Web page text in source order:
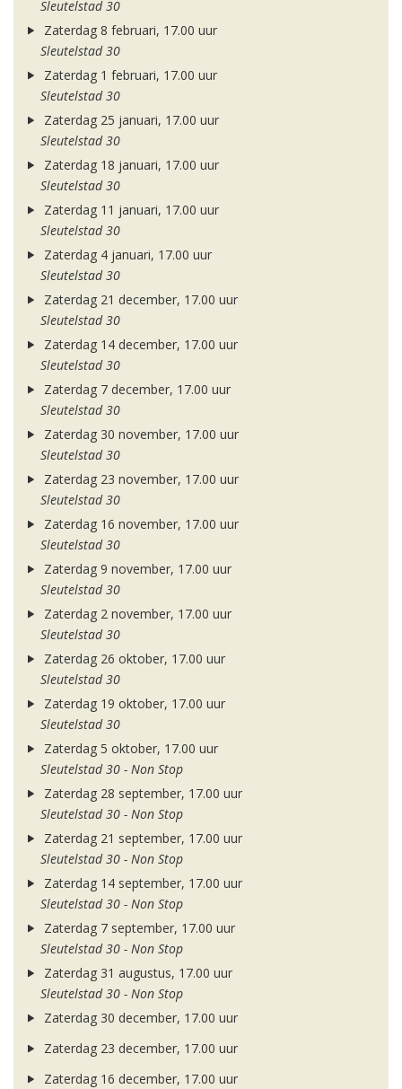
Sleutelstad 30
Zaterdag 8 februari, 17.00 uur
Sleutelstad 30
Zaterdag 1 februari, 17.00 uur
Sleutelstad 30
Zaterdag 25 januari, 17.00 uur
Sleutelstad 30
Zaterdag 18 januari, 17.00 uur
Sleutelstad 30
Zaterdag 11 januari, 17.00 uur
Sleutelstad 30
Zaterdag 4 januari, 17.00 uur
Sleutelstad 30
Zaterdag 21 december, 17.00 uur
Sleutelstad 30
Zaterdag 14 december, 17.00 uur
Sleutelstad 30
Zaterdag 7 december, 17.00 uur
Sleutelstad 30
Zaterdag 30 november, 17.00 uur
Sleutelstad 30
Zaterdag 23 november, 17.00 uur
Sleutelstad 30
Zaterdag 16 november, 17.00 uur
Sleutelstad 30
Zaterdag 9 november, 17.00 uur
Sleutelstad 30
Zaterdag 2 november, 17.00 uur
Sleutelstad 30
Zaterdag 26 oktober, 17.00 uur
Sleutelstad 30
Zaterdag 19 oktober, 17.00 uur
Sleutelstad 30
Zaterdag 5 oktober, 17.00 uur
Sleutelstad 30 - Non Stop
Zaterdag 28 september, 17.00 uur
Sleutelstad 30 - Non Stop
Zaterdag 21 september, 17.00 uur
Sleutelstad 30 - Non Stop
Zaterdag 14 september, 17.00 uur
Sleutelstad 30 - Non Stop
Zaterdag 7 september, 17.00 uur
Sleutelstad 30 - Non Stop
Zaterdag 31 augustus, 17.00 uur
Sleutelstad 30 - Non Stop
Zaterdag 30 december, 17.00 uur
Zaterdag 23 december, 17.00 uur
Zaterdag 16 december, 17.00 uur